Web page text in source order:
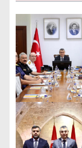
ı
g
e
z
i
n